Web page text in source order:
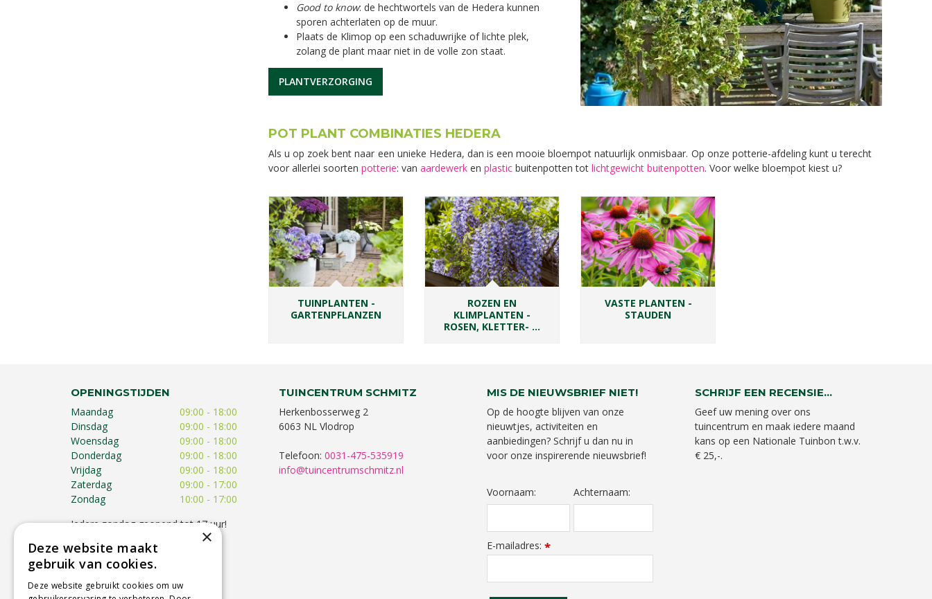
Good to know: de hechtwortels van de Hedera kunnen
sporen achterlaten op de muur.
Plaats de Klimop op een schaduwrijke of lichte plek,
zolang de plant maar niet in de volle zon staat.
PLANTVERZORGING
POT PLANT COMBINATIES HEDERA
Als u op zoek bent naar een unieke Hedera, dan is een mooie bloempot natuurlijk onmisbaar. Op onze potterie-afdeling kunt u terecht
voor allerlei soorten potterie: van aardewerk en plastic buitenpotten tot lichtgewicht buitenpotten. Voor welke bloempot kiest u?
TUINPLANTEN -
GARTENPFLANZEN
ROZEN EN
KLIMPLANTEN -
ROSEN, KLETTER- …
VASTE PLANTEN -
STAUDEN
OPENINGSTIJDEN
Maandag
09:00 - 18:00
Dinsdag
09:00 - 18:00
Woensdag
09:00 - 18:00
Donderdag
09:00 - 18:00
Vrijdag
09:00 - 18:00
Zaterdag
09:00 - 17:00
Zondag
10:00 - 17:00
Iedere zondag geopend tot 17 uur!
openingstijden afwijken!
Toon alle openingstijden
TUINCENTRUM SCHMITZ
Herkenbosserweg 2
6063 NL Vlodrop
Telefoon: 0031-475-535919
info@tuincentrumschmitz.nl
MIS DE NIEUWSBRIEF NIET!
Op de hoogte blijven van onze
nieuwtjes, activiteiten en
aanbiedingen? Schrijf u dan nu in
voor onze inspirerende nieuwsbrief!
Voornaam: Achternaam:
E-mailadres: *
SCHRIJF EEN RECENSIE...
Geef uw mening over ons
tuincentrum en maak iedere maand
kans op een Nationale Tuinbon t.w.v.
€ 25,-.
×
Deze website maakt
gebruik van cookies.
Deze website gebruikt cookies om uw